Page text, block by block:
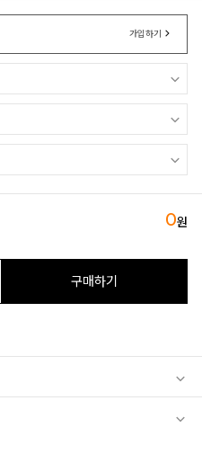
가입하기
0원
구매하기